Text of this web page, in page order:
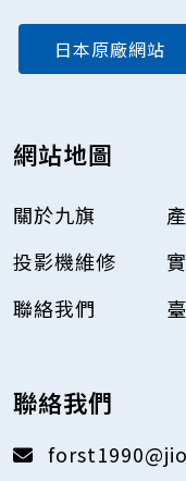
日本原廠網站
網站地圖
關於九旗
投影機維修
聯絡我們
聯絡我們